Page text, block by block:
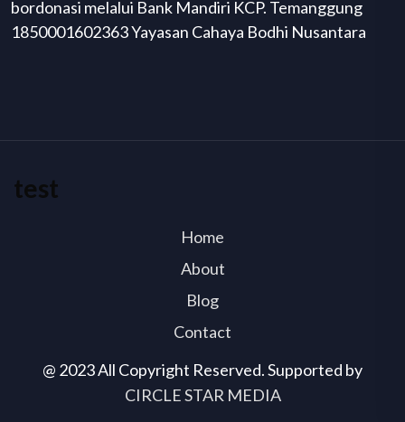
bordonasi melalui Bank Mandiri KCP. Temanggung
1850001602363 Yayasan Cahaya Bodhi Nusantara
@ 2023 All Copyright Reserved. Supported by
CIRCLE STAR MEDIA
test
Home
About
Blog
Contact